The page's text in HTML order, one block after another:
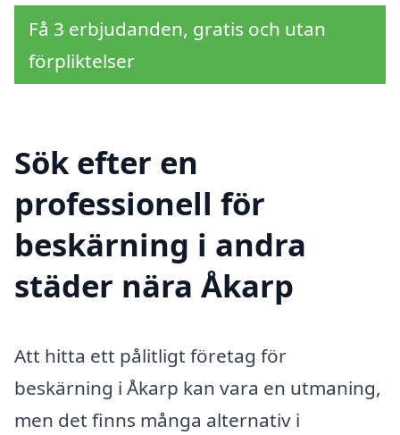
Få 3 erbjudanden, gratis och utan
förpliktelser
Sök efter en
professionell för
beskärning i andra
städer nära Åkarp
Att hitta ett pålitligt företag för
beskärning i Åkarp kan vara en utmaning,
men det finns många alternativ i